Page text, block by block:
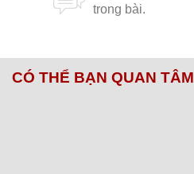
CÓ THỂ BẠN QUAN TÂM